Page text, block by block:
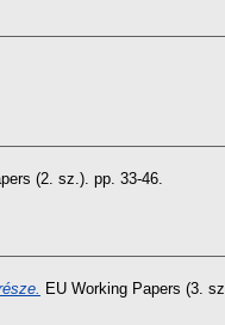
(2. sz.). pp. 33-46.
EU Working Papers (3.